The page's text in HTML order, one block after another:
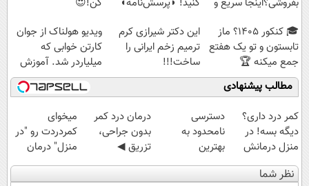
🎓 کنکور ۱۴۰5؟ ماز
تابستون و تو یک هفتع
جمع میکنه 🏆
این دکتر شیرازی کرم
ترمیم زخم ایرانی را
ساخت!!!
ویدیو هولناک از جوان
کارتن خوابی که
میلیاردر شد. آموزش
رایگان
مطالب پیشنهادی
کمر درد داری؟
دیگه بسه! در
منزل درمانش
کن
(◀پرسش‌نامه)
دسترسی
نامحدود به
بهترین
آموزش‌ها تا روز
درمان درد کمر
بدون جراحی،
تزریق ◀
پرسش‌نامه رو پر
میخوای
کمردردت رو "در
منزل" درمان
کنی؟ (◂فیلم +
نظر شما